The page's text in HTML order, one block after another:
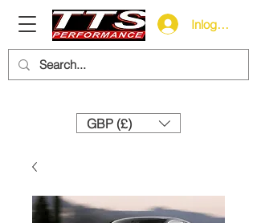
Inloggen
GBP (£)